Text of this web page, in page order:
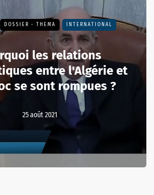
DOSSIER - THEMA INTERNATIONAL
les relations
entre l'Algérie et
se sont rompues ?
25 août 2021